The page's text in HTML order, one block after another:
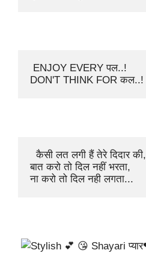
ENJOY EVERY पल..!
DON'T THINK FOR कल..!
  कैसी लत लगी हैं तेरे दिदार की,
बात करो तो दिल नहीं भरता,
ना करो तो दिल नही लगता...